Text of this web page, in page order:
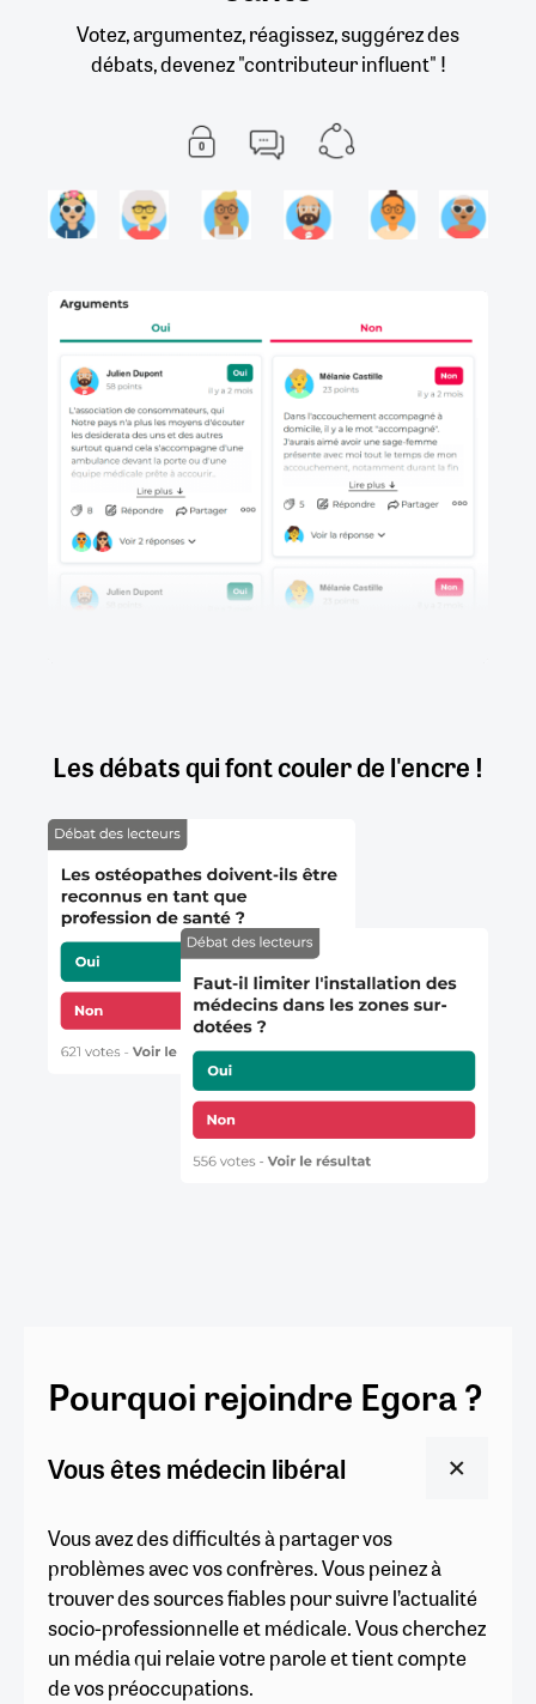
Votez, argumentez, réagissez, suggérez des
débats, devenez "contributeur influent" !
Les débats qui font couler de l'encre !
Pourquoi rejoindre Egora ?
Vous êtes médecin libéral
Vous avez des difficultés à partager vos
problèmes avec vos confrères. Vous peinez à
trouver des sources fiables pour suivre l’actualité
socio-professionnelle et médicale. Vous cherchez
un média qui relaie votre parole et tient compte
de vos préoccupations.